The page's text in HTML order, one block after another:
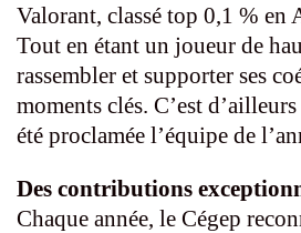
Valorant, classé top 0,1 % en
Tout en étant un joueur de
rassembler et supporter ses
moments clés. C’est
été proclamée l’équipe de
Des contributions
Chaque année, le Cégep